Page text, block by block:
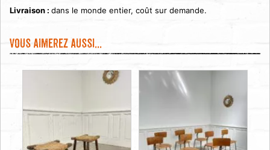
Livraison : dans le monde entier, coût sur demande.
Vous aimerez aussi...